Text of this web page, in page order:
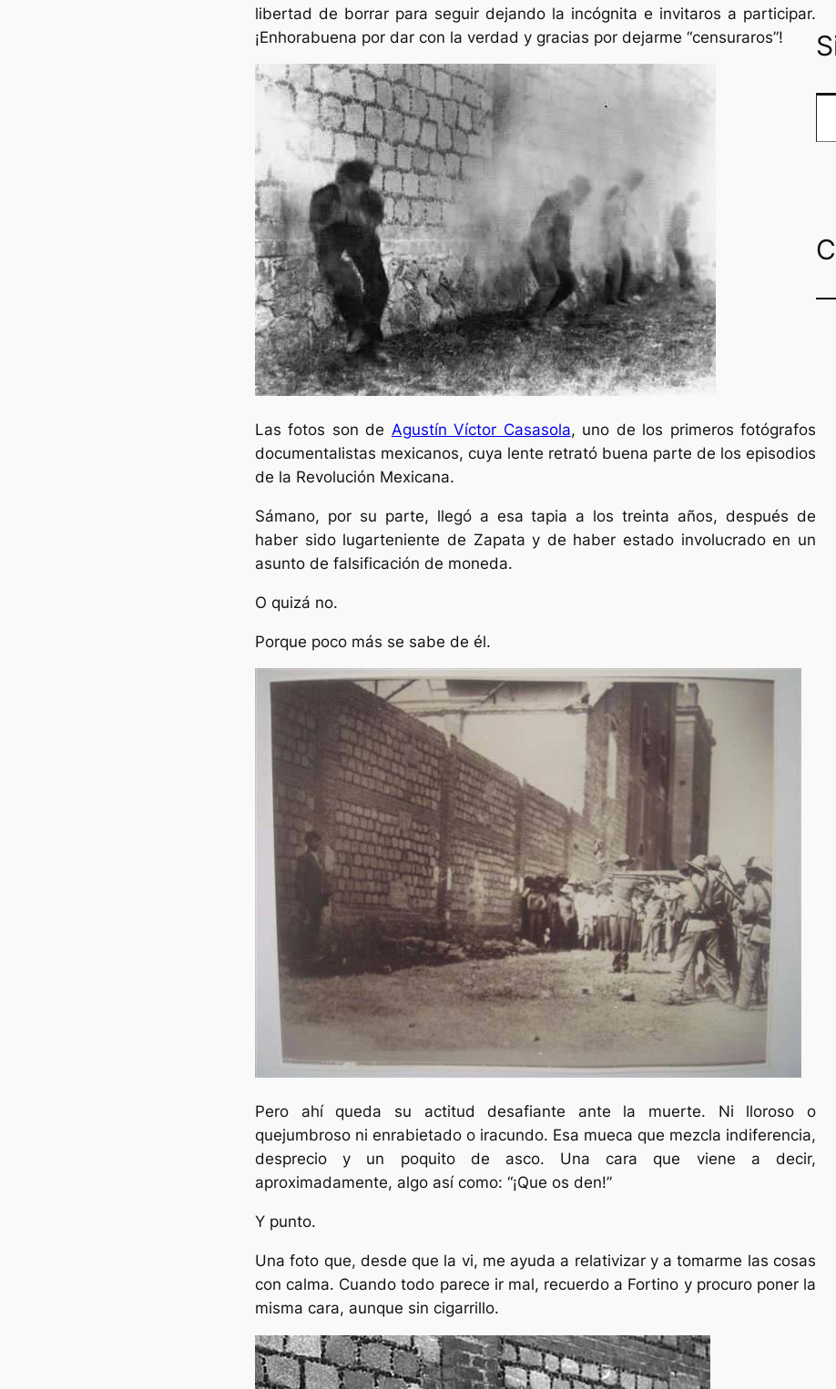
libertad de borrar para seguir dejando la incógnita e invitaros a participar.
¡Enhorabuena por dar con la verdad y gracias por dejarme “censuraros”!
Las fotos son de Agustín Víctor Casasola, uno de los primeros fotógrafos
documentalistas mexicanos, cuya lente retrató buena parte de los episodios
de la Revolución Mexicana.
Sámano, por su parte, llegó a esa tapia a los treinta años, después de
haber sido lugarteniente de Zapata y de haber estado involucrado en un
asunto de falsificación de moneda.
O quizá no.
Porque poco más se sabe de él.
Pero ahí queda su actitud desafiante ante la muerte. Ni lloroso o
quejumbroso ni enrabietado o iracundo. Esa mueca que mezcla indiferencia,
desprecio y un poquito de asco. Una cara que viene a decir,
aproximadamente, algo así como: “¡Que os den!”
Y punto.
Una foto que, desde que la vi, me ayuda a relativizar y a tomarme las cosas
con calma. Cuando todo parece ir mal, recuerdo a Fortino y procuro poner la
misma cara, aunque sin cigarrillo.
Escribe tu correo electrónico…